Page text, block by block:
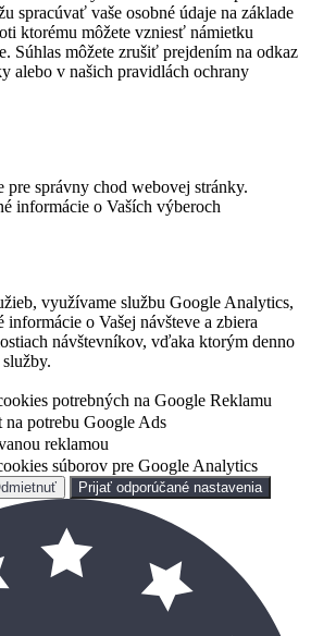
spracúvať vaše osobné údaje na základe
ktorému môžete vzniesť námietku
Súhlas môžete zrušiť prejdením na odkaz
alebo v našich pravidlách ochrany
pre správny chod webovej stránky.
informácie o Vaších výberoch
využívame službu Google Analytics,
informácie o Vašej návšteve a zbiera
návštevníkov, vďaka ktorým denno
potrebných na Google Reklamu
na potrebu Google Ads
reklamou
súborov pre Google Analytics
Prijať odporúčané nastavenia